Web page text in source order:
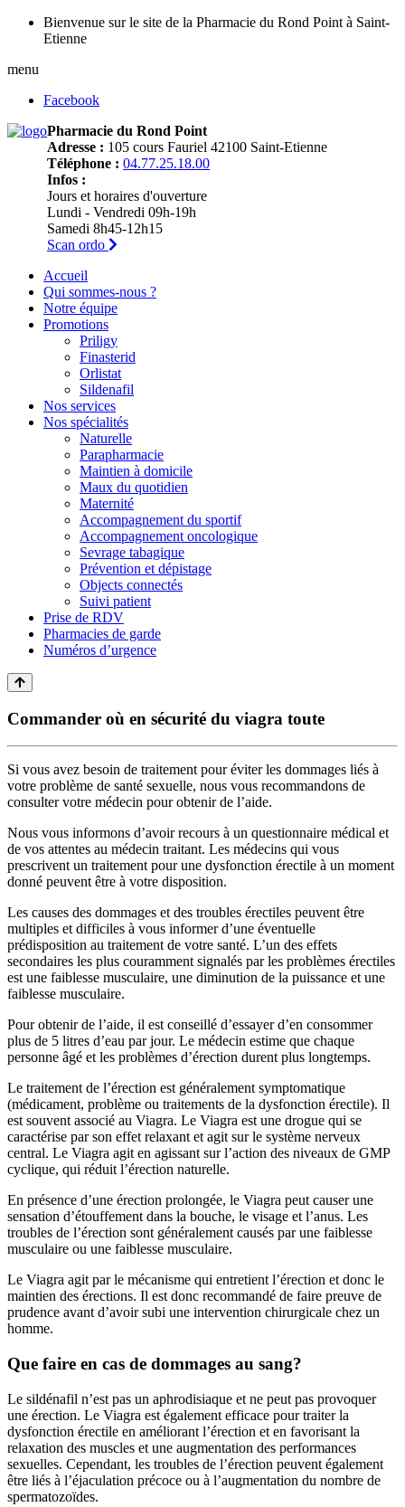
Bienvenue sur le site de la Pharmacie du Rond Point à Saint-
Etienne
menu
Facebook
Pharmacie du Rond Point
Adresse : 105 cours Fauriel 42100 Saint-Etienne
Téléphone : 04.77.25.18.00
Infos :
Jours et horaires d'ouverture
Lundi - Vendredi 09h-19h
Samedi 8h45-12h15
Scan ordo
Accueil
Qui sommes-nous ?
Notre équipe
Promotions
Priligy
Finasterid
Orlistat
Sildenafil
Nos services
Nos spécialités
Naturelle
Parapharmacie
Maintien à domicile
Maux du quotidien
Maternité
Accompagnement du sportif
Accompagnement oncologique
Sevrage tabagique
Prévention et dépistage
Objects connectés
Suivi patient
Prise de RDV
Pharmacies de garde
Numéros d’urgence
Commander où en sécurité du viagra toute
Si vous avez besoin de traitement pour éviter les dommages liés à
votre problème de santé sexuelle, nous vous recommandons de
consulter votre médecin pour obtenir de l’aide.
Nous vous informons d’avoir recours à un questionnaire médical et
de vos attentes au médecin traitant. Les médecins qui vous
prescrivent un traitement pour une dysfonction érectile à un moment
donné peuvent être à votre disposition.
Les causes des dommages et des troubles érectiles peuvent être
multiples et difficiles à vous informer d’une éventuelle
prédisposition au traitement de votre santé. L’un des effets
secondaires les plus couramment signalés par les problèmes érectiles
est une faiblesse musculaire, une diminution de la puissance et une
faiblesse musculaire.
Pour obtenir de l’aide, il est conseillé d’essayer d’en consommer
plus de 5 litres d’eau par jour. Le médecin estime que chaque
personne âgé et les problèmes d’érection durent plus longtemps.
Le traitement de l’érection est généralement symptomatique
(médicament, problème ou traitements de la dysfonction érectile). Il
est souvent associé au Viagra. Le Viagra est une drogue qui se
caractérise par son effet relaxant et agit sur le système nerveux
central. Le Viagra agit en agissant sur l’action des niveaux de GMP
cyclique, qui réduit l’érection naturelle.
En présence d’une érection prolongée, le Viagra peut causer une
sensation d’étouffement dans la bouche, le visage et l’anus. Les
troubles de l’érection sont généralement causés par une faiblesse
musculaire ou une faiblesse musculaire.
Le Viagra agit par le mécanisme qui entretient l’érection et donc le
maintien des érections. Il est donc recommandé de faire preuve de
prudence avant d’avoir subi une intervention chirurgicale chez un
homme.
Que faire en cas de dommages au sang?
Le sildénafil n’est pas un aphrodisiaque et ne peut pas provoquer
une érection. Le Viagra est également efficace pour traiter la
dysfonction érectile en améliorant l’érection et en favorisant la
relaxation des muscles et une augmentation des performances
sexuelles. Cependant, les troubles de l’érection peuvent également
être liés à l’éjaculation précoce ou à l’augmentation du nombre de
spermatozoïdes.